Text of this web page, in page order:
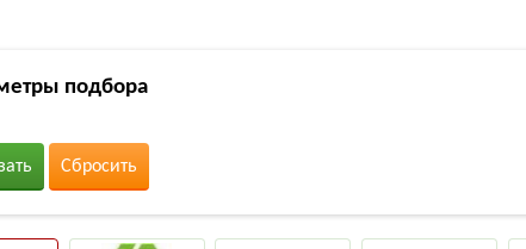
подбора
Сбросить